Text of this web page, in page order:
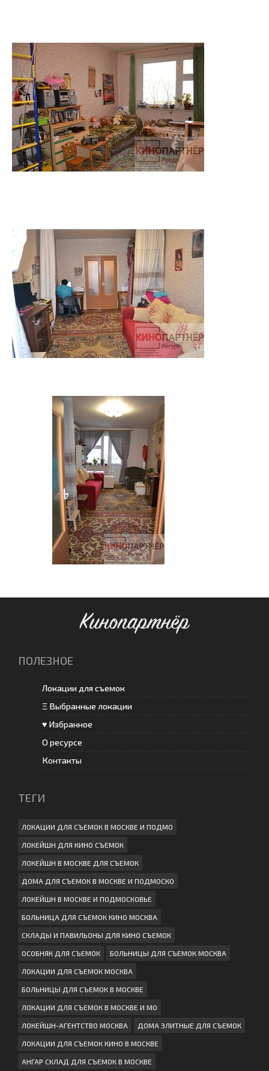
Кинопартнёр
ПОЛЕЗНОЕ
Локации для съемок
Ξ Выбранные локации
♥ Избранное
О ресурсе
Контакты
ТЕГИ
ЛОКАЦИИ ДЛЯ СЪЕМОК В МОСКВЕ И ПОДМО
ЛОКЕЙШН ДЛЯ КИНО СЪЕМОК
ЛОКЕЙШН В МОСКВЕ ДЛЯ СЪЕМОК
ДОМА ДЛЯ СЪЕМОК В МОСКВЕ И ПОДМОСКО
ЛОКЕЙШН В МОСКВЕ И ПОДМОСКОВЬЕ
БОЛЬНИЦА ДЛЯ СЪЕМОК КИНО МОСКВА
СКЛАДЫ И ПАВИЛЬОНЫ ДЛЯ КИНО СЪЕМОК
ОСОБНЯК ДЛЯ СЪЕМОК БОЛЬНИЦЫ ДЛЯ СЪЕМОК МОСКВА
ЛОКАЦИИ ДЛЯ СЪЕМОК МОСКВА
БОЛЬНИЦЫ ДЛЯ СЪЕМОК В МОСКВЕ
ЛОКАЦИИ ДЛЯ СЪЕМОК В МОСКВЕ И МО
ЛОКЕЙШН-АГЕНТСТВО МОСКВА ДОМА ЭЛИТНЫЕ ДЛЯ СЪЕМОК
ЛОКАЦИИ ДЛЯ СЪЕМОК КИНО В МОСКВЕ
АНГАР СКЛАД ДЛЯ СЪЕМОК В МОСКВЕ